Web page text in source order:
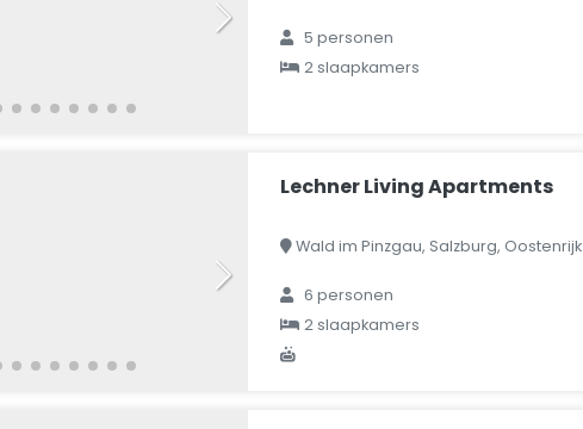
5 personen
2 slaapkamers
Lechner Living Apartments
Wald im Pinzgau, Salzburg, Oostenrijk
6 personen
2 slaapkamers